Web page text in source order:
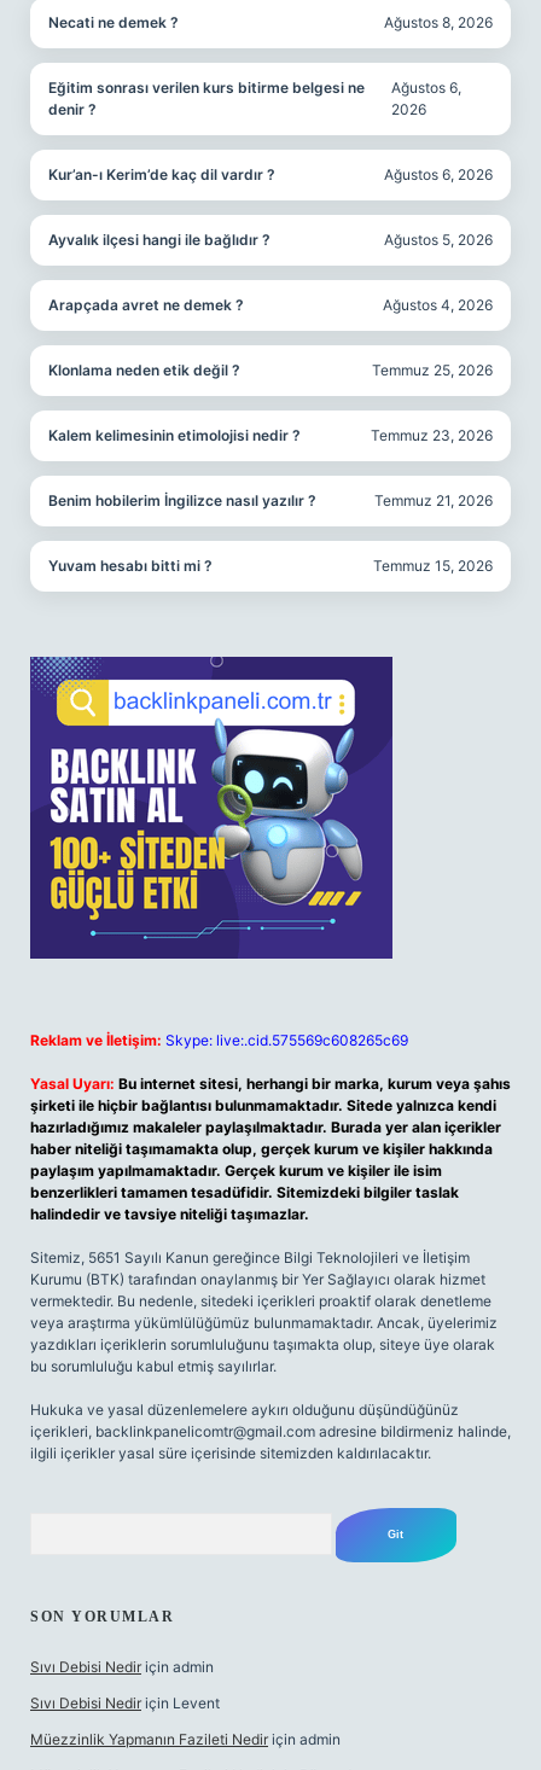
Necati ne demek ? Ağustos 8, 2026
Eğitim sonrası verilen kurs bitirme belgesi ne
denir ?
Ağustos 6,
2026
Kur’an-ı Kerim’de kaç dil vardır ? Ağustos 6, 2026
Ayvalık ilçesi hangi ile bağlıdır ? Ağustos 5, 2026
Arapçada avret ne demek ? Ağustos 4, 2026
Klonlama neden etik değil ? Temmuz 25, 2026
Kalem kelimesinin etimolojisi nedir ? Temmuz 23, 2026
Benim hobilerim İngilizce nasıl yazılır ? Temmuz 21, 2026
Yuvam hesabı bitti mi ? Temmuz 15, 2026
Reklam ve İletişim: Skype: live:.cid.575569c608265c69
Yasal Uyarı: Bu internet sitesi, herhangi bir marka, kurum veya şahıs
şirketi ile hiçbir bağlantısı bulunmamaktadır. Sitede yalnızca kendi
hazırladığımız makaleler paylaşılmaktadır. Burada yer alan içerikler
haber niteliği taşımamakta olup, gerçek kurum ve kişiler hakkında
paylaşım yapılmamaktadır. Gerçek kurum ve kişiler ile isim
benzerlikleri tamamen tesadüfidir. Sitemizdeki bilgiler taslak
halindedir ve tavsiye niteliği taşımazlar.
Sitemiz, 5651 Sayılı Kanun gereğince Bilgi Teknolojileri ve İletişim
Kurumu (BTK) tarafından onaylanmış bir Yer Sağlayıcı olarak hizmet
vermektedir. Bu nedenle, sitedeki içerikleri proaktif olarak denetleme
veya araştırma yükümlülüğümüz bulunmamaktadır. Ancak, üyelerimiz
yazdıkları içeriklerin sorumluluğunu taşımakta olup, siteye üye olarak
bu sorumluluğu kabul etmiş sayılırlar.
Hukuka ve yasal düzenlemelere aykırı olduğunu düşündüğünüz
içerikleri, backlinkpanelicomtr@gmail.com adresine bildirmeniz halinde,
ilgili içerikler yasal süre içerisinde sitemizden kaldırılacaktır.
SON YORUMLAR
Sıvı Debisi Nedir için admin
Sıvı Debisi Nedir için Levent
Müezzinlik Yapmanın Fazileti Nedir için admin